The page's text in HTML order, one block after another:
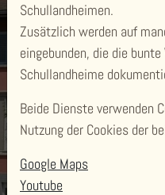
Schullandheimen.
Zusätzlich werden auf
eingebunden, die die
Schullandheime
Beide Dienste verwenden
Nutzung der Cookies der
Google Maps
Youtube